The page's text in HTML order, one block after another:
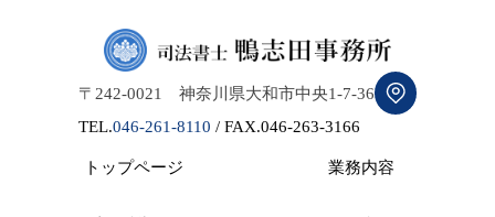
【土曜日の営業日】
書類ダウンロードページ
抹消登記・相続登記）
〒242-0021 神奈川県大和市中央1-7-36
TEL.046-261-8110 / FAX.046-263-3166
トップページ 業務内容